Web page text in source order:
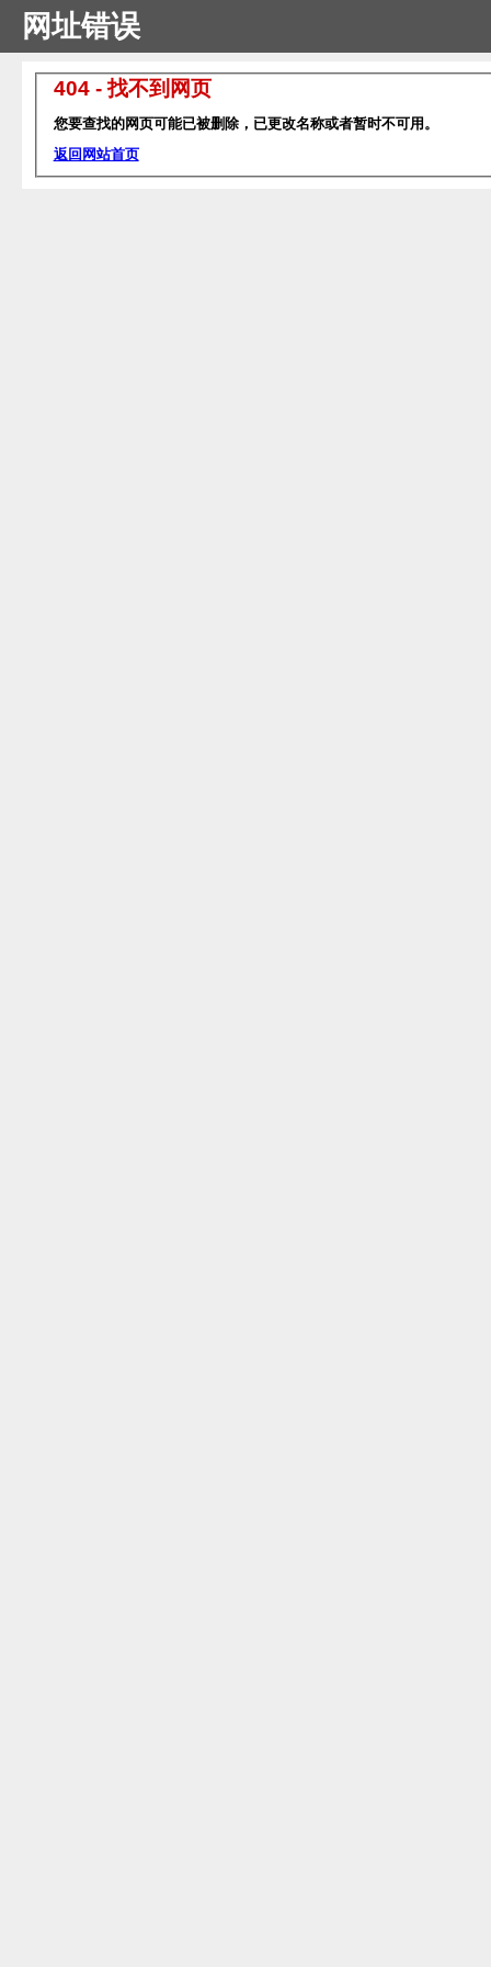
网址错误
404 - 找不到网页
您要查找的网页可能已被删除，已更改名称或者暂时不可用。
返回网站首页